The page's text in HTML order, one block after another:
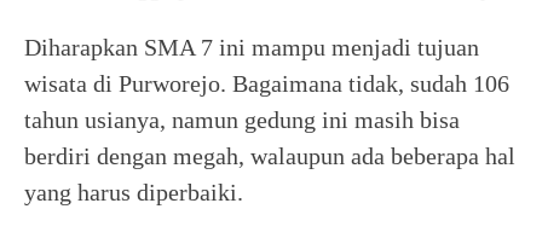
Diharapkan SMA 7 ini mampu menjadi tujuan
wisata di Purworejo. Bagaimana tidak, sudah 106
tahun usianya, namun gedung ini masih bisa
berdiri dengan megah, walaupun ada beberapa hal
yang harus diperbaiki.